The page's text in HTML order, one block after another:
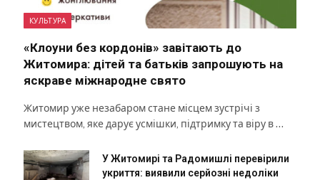
КУЛЬТУРА
«Клоуни без кордонів» завітають до
Житомира: дітей та батьків запрошують на
яскраве міжнародне свято
Житомир уже незабаром стане місцем зустрічі з
мистецтвом, яке дарує усмішки, підтримку та віру в …
У Житомирі та Радомишлі перевірили
укриття: виявили серйозні недоліки